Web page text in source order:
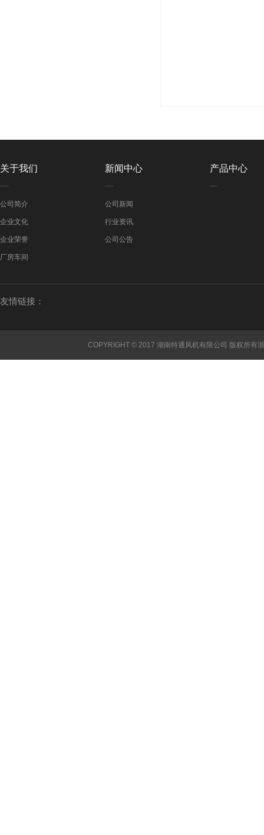
关于我们
公司简介
企业文化
企业荣誉
厂房车间
新闻中心
公司新闻
行业资讯
公司公告
产品中心
友情链接：
COPYRIGHT © 2017 湖南特通风机有限公司 版权所有